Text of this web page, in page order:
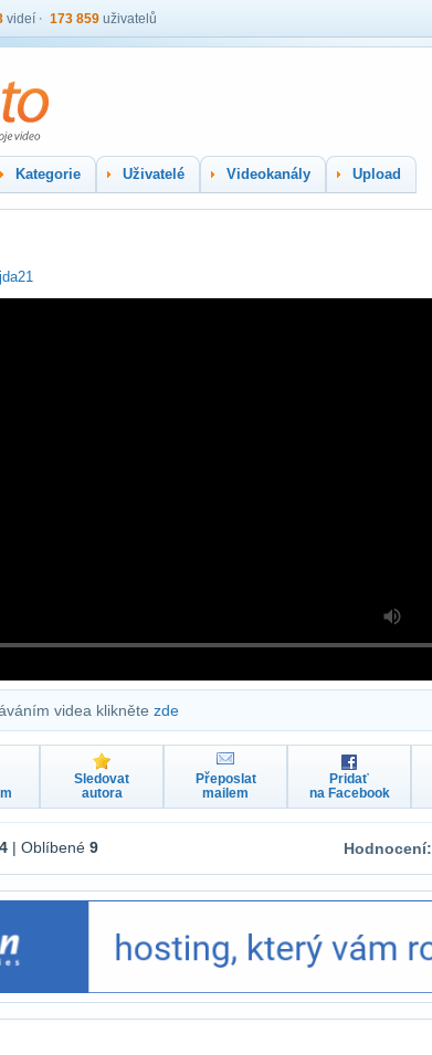
videí 173 859 uživatelů
Kategorie Uživatelé Videokanály Upload
videa klikněte zde
Sledovat
autora
Přeposlat
mailem
Pridať
na Facebook
4 | Oblíbené 9 Hodnocení: